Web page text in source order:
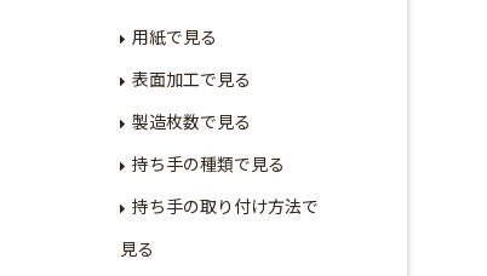
用紙で見る
表面加工で見る
製造枚数で見る
持ち手の種類で見る
持ち手の取り付け方法で
見る